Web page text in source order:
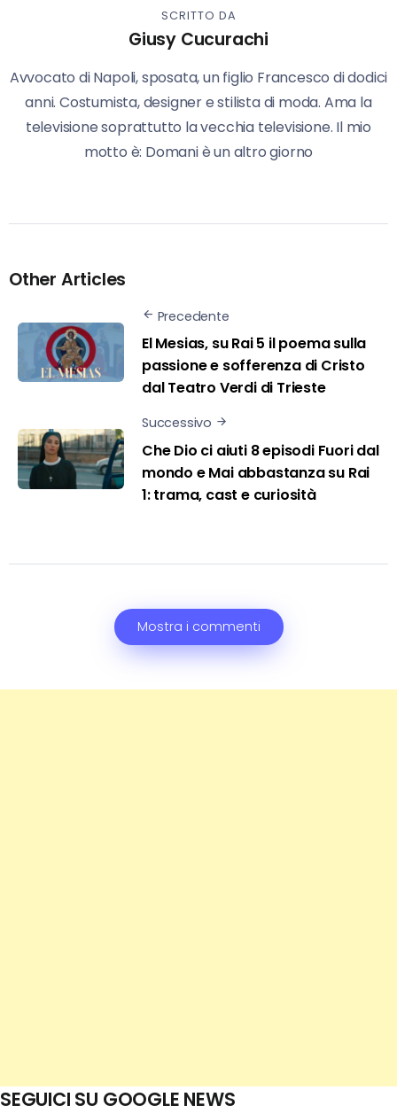
SCRITTO DA
Giusy Cucurachi
Avvocato di Napoli, sposata, un figlio Francesco di dodici
anni. Costumista, designer e stilista di moda. Ama la
televisione soprattutto la vecchia televisione. Il mio
motto è: Domani è un altro giorno
Other Articles
Precedente
El Mesias, su Rai 5 il poema sulla
passione e sofferenza di Cristo
dal Teatro Verdi di Trieste
Successivo
Che Dio ci aiuti 8 episodi Fuori dal
mondo e Mai abbastanza su Rai
1: trama, cast e curiosità
Mostra i commenti
SEGUICI SU GOOGLE NEWS